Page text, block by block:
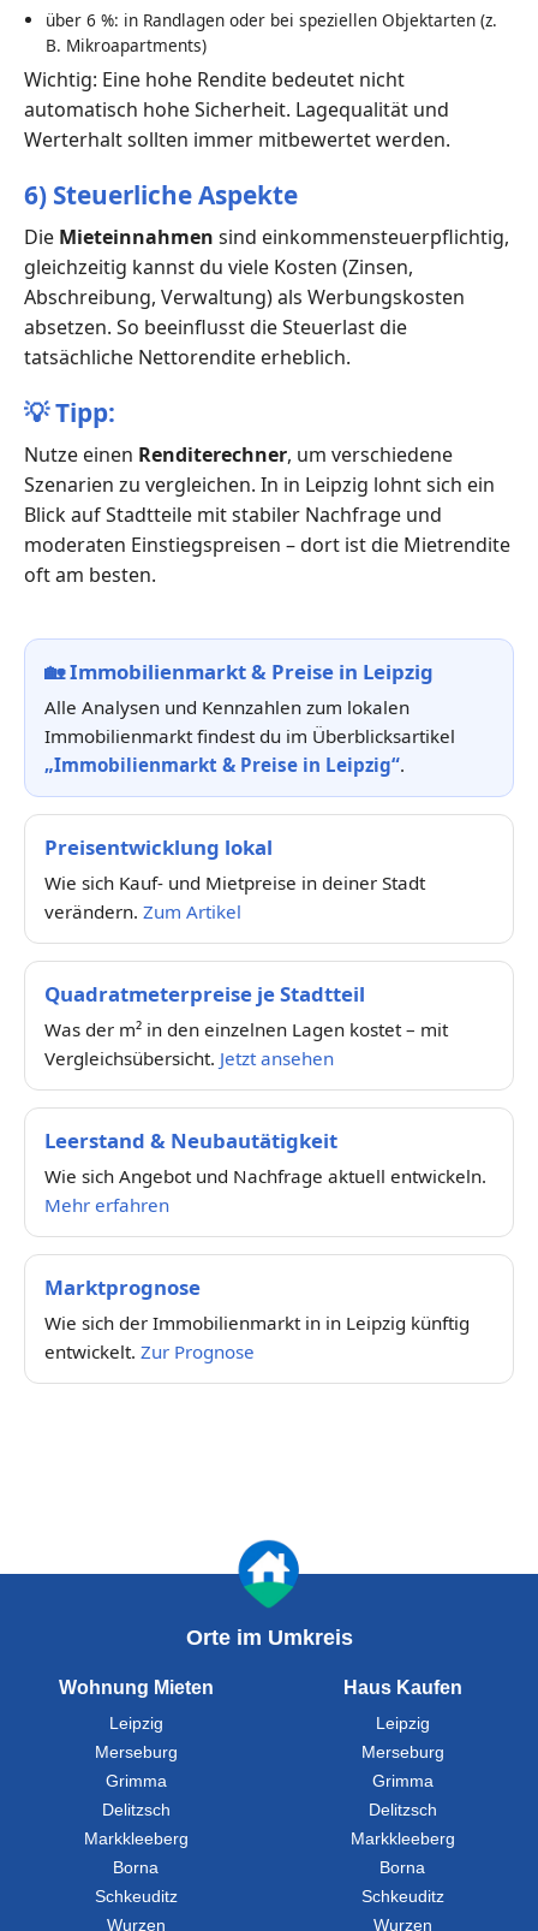
über 6 %: in Randlagen oder bei speziellen Objektarten (z.
B. Mikroapartments)
Wichtig: Eine hohe Rendite bedeutet nicht
automatisch hohe Sicherheit. Lagequalität und
Werterhalt sollten immer mitbewertet werden.
6) Steuerliche Aspekte
Die Mieteinnahmen sind einkommensteuerpflichtig,
gleichzeitig kannst du viele Kosten (Zinsen,
Abschreibung, Verwaltung) als Werbungskosten
absetzen. So beeinflusst die Steuerlast die
tatsächliche Nettorendite erheblich.
💡Tipp:
Nutze einen Renditerechner, um verschiedene
Szenarien zu vergleichen. In in Leipzig lohnt sich ein
Blick auf Stadtteile mit stabiler Nachfrage und
moderaten Einstiegspreisen – dort ist die Mietrendite
oft am besten.
🏡Immobilienmarkt & Preise in Leipzig
Alle Analysen und Kennzahlen zum lokalen
Immobilienmarkt findest du im Überblicksartikel
„Immobilienmarkt & Preise in Leipzig“.
Preisentwicklung lokal
Wie sich Kauf- und Mietpreise in deiner Stadt
verändern. Zum Artikel
Quadratmeterpreise je Stadtteil
Was der m² in den einzelnen Lagen kostet – mit
Vergleichsübersicht. Jetzt ansehen
Leerstand & Neubautätigkeit
Wie sich Angebot und Nachfrage aktuell entwickeln.
Mehr erfahren
Marktprognose
Wie sich der Immobilienmarkt in in Leipzig künftig
entwickelt. Zur Prognose
Orte im Umkreis
Wohnung Mieten
Leipzig
Merseburg
Grimma
Delitzsch
Markkleeberg
Borna
Schkeuditz
Wurzen
Haus Kaufen
Leipzig
Merseburg
Grimma
Delitzsch
Markkleeberg
Borna
Schkeuditz
Wurzen